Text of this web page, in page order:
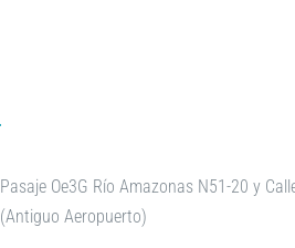
Pasaje Oe3G Río Amazonas N51-20 y
(Antiguo Aeropuerto)